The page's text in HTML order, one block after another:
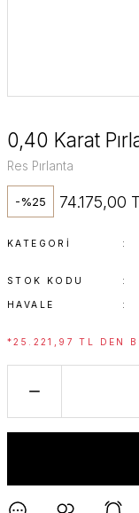
0,40 Karat
Res Pırlanta
-%25 74.175,00
KATEGORI
STOK KODU
HAVALE
*25.221,97 TL DEN